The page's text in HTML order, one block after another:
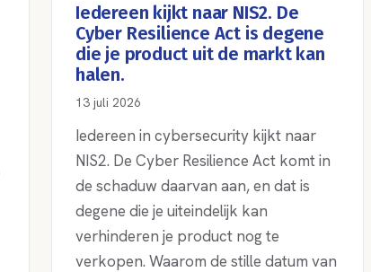
Iedereen kijkt naar NIS2. De
Cyber Resilience Act is degene
die je product uit de markt kan
halen.
13 juli 2026
Iedereen in cybersecurity kijkt naar
NIS2. De Cyber Resilience Act komt in
de schaduw daarvan aan, en dat is
degene die je uiteindelijk kan
verhinderen je product nog te
verkopen. Waarom de stille datum van